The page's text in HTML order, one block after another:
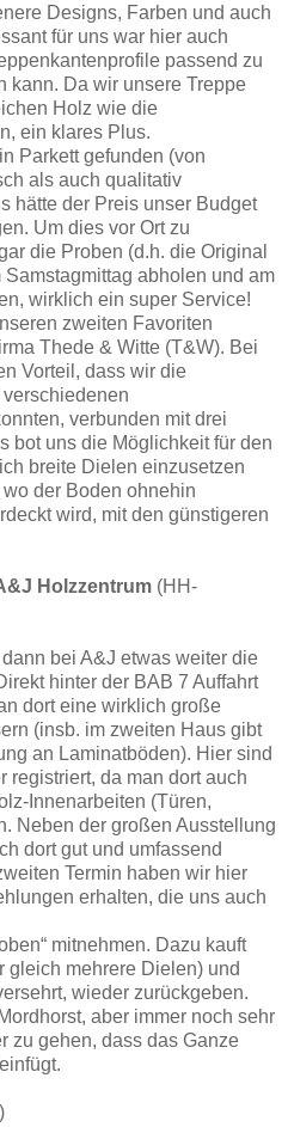
Designs, Farben und auch
für uns war hier auch
passend zu
kann. Da wir unsere Treppe
Holz wie die
ein klares Plus.
Parkett gefunden (von
als auch qualitativ
hätte der Preis unser Budget
Um dies vor Ort zu
die Proben (d.h. die Original
abholen und am
wirklich ein super Service!
zweiten Favoriten
Thede & Witte (T&W). Bei
Vorteil, dass wir die
verbunden mit drei
bot uns die Möglichkeit für den
breite Dielen einzusetzen
der Boden ohnehin
wird, mit den günstigeren
Holzzentrum (HH-
bei A&J etwas weiter die
hinter der BAB 7 Auffahrt
dort eine wirklich große
(insb. im zweiten Haus gibt
an Laminatböden). Hier sind
registriert, da man dort auch
Innenarbeiten (Türen,
Neben der großen Ausstellung
dort gut und umfassend
Termin haben wir hier
erhalten, die uns auch
mitnehmen. Dazu kauft
gleich mehrere Dielen) und
wieder zurückgeben.
aber immer noch sehr
zu gehen, dass das Ganze